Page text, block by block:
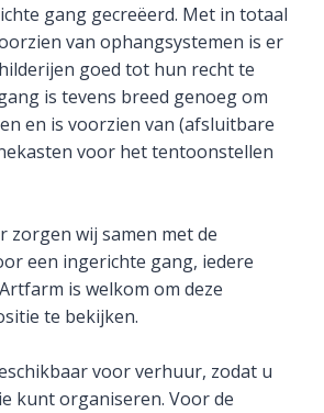
gang gecreëerd. Met in totaal
van ophangsystemen is er
goed tot hun recht te
is tevens breed genoeg om
en is voorzien van (afsluitbare
voor het tentoonstellen
zorgen wij samen met de
een ingerichte gang, iedere
is welkom om deze
te bekijken.
voor verhuur, zodat u
kunt organiseren. Voor de